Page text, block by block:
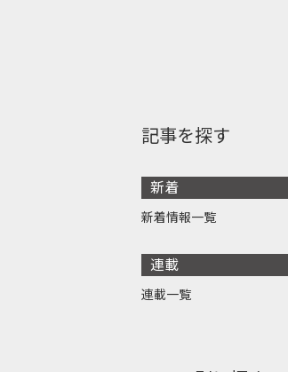
記事を探す
新着
新着情報一覧
連載
連載一覧